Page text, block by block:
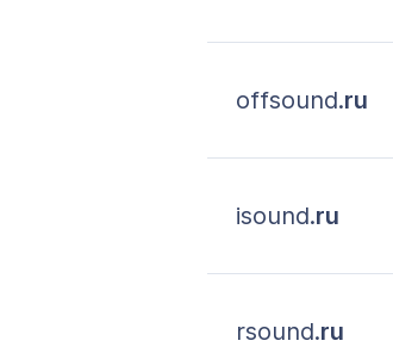
offsound.ru
isound.ru
rsound.ru